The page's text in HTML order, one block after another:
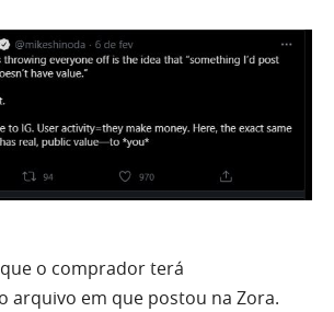
o comprador terá
arquivo em que postou na Zora.